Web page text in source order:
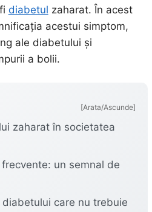
diabetul zaharat. În acest
acestui simptom,
ale diabetului și
a bolii.
[Arata/Ascunde]
zaharat în societatea
un semnal de
care nu trebuie